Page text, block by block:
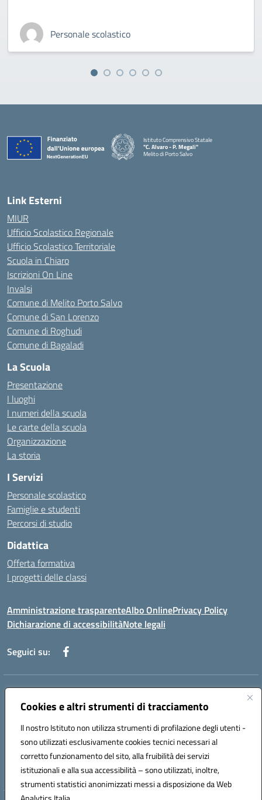
Cookies e altri strumenti di tracciamento
Il nostro Istituto non utilizza strumenti di profilazione degli utenti -
sono utilizzati esclusivamente cookies tecnici necessari al
corretto funzionamento del sito, alla fruibilità dei servizi
istituzionali e alla sua accessibilità – sono utilizzati, inoltre,
strumenti statistici anonimizzati messi a disposizione da Web
Personale scolastico
Istituto Comprensivo Statale
"C. Alvaro - P. Megali"
Melito di Porto Salvo
Link Esterni
MIUR
Ufficio Scolastico Regionale
Ufficio Scolastico Territoriale
Scuola in Chiaro
Iscrizioni On Line
Invalsi
Comune di Melito Porto Salvo
Comune di San Lorenzo
Comune di Roghudi
Comune di Bagaladi
La Scuola
Presentazione
I luoghi
I numeri della scuola
Le carte della scuola
Organizzazione
La storia
I Servizi
Personale scolastico
Famiglie e studenti
Percorsi di studio
Didattica
Offerta formativa
I progetti delle classi
Amministrazione trasparenteAlbo OnlinePrivacy Policy
Dichiarazione di accessibilitàNote legali
Seguici su:
Indirizzo:
Centralino:+39 0965 78 12 60 Email:rcic841003@istruzione.it
Codice fiscale: 92034530805
Codice meccanografico:
rcic841003
Codice Indice delle Pubbliche Amministrazioni (IPA): istsc_rcic841003